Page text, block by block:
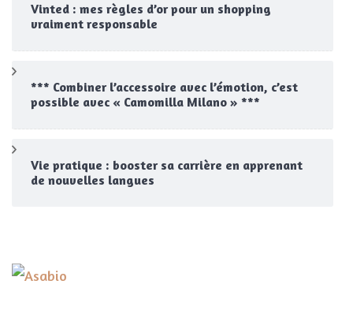
Vinted : mes règles d’or pour un shopping
vraiment responsable
*** Combiner l’accessoire avec l’émotion, c’est
possible avec « Camomilla Milano » ***
Vie pratique : booster sa carrière en apprenant
de nouvelles langues